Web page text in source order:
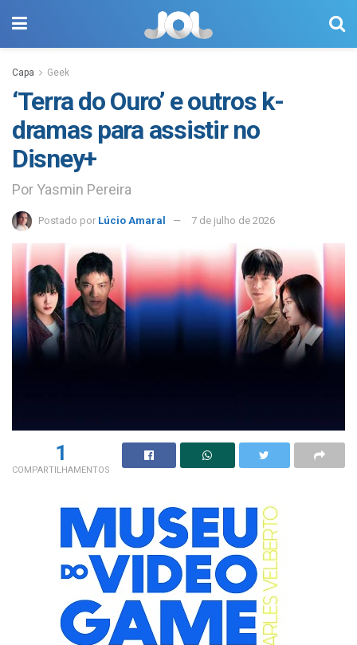
Capa Geek
‘Terra do Ouro’ e outros k-
dramas para assistir no
Disney+
Por Yasmin Pereira
Postado por Lúcio Amaral 7 de julho de 2026
1
COMPARTILHAMENTOS